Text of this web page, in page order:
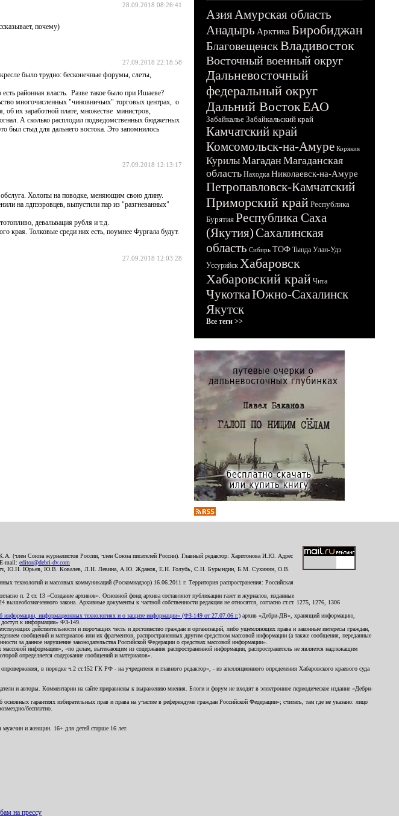
28.09.2018 08:26:41
почему)
27.09.2018 22:18:58
было трудно: бесконечные форумы, слеты,
районная власть. Разве такое было при Ишаеве?
многочисленных "чиновничьих" торговых центрах, о
об их заработной плате, множестве министров,
А сколько расплодил подведомственных бюджетных
был стыд для дальнего востока. Это запомнилось
27.09.2018 12:13:17
Холопы на поводке, меняющим свою длину.
на лдпээровцев, выпустили пар из "разгневанных"
девальвация рубля и т.д.
края. Толковые среди них есть, поумнее Фургала будут.
27.09.2018 12:03:28
АзияАмурская область
Анадырь Арктика Биробиджан
БлаговещенскВладивосток
Восточный военный округ
Дальневосточный
федеральный округ
Дальний ВостокЕАО
Забайкалье Забайкальский край
Камчатский край
Комсомольск-на-Амуре Корякия
КурилыМагадан Магаданская
область Находка Николаевск-на-Амуре
Петропавловск-Камчатский
Приморский край Республика
Бурятия Республика Саха
(Якутия)Сахалинская
область Сибирь ТОФ Тында Улан-Удэ
Уссурийск Хабаровск
Хабаровский край Чита
ЧукоткаЮжно-Сахалинск
Якутск
Все теги >>
(член Союза журналистов России, член Союза писателей России). Главный редактор: Харитонова И.Ю. Адрес
E-mail: editor@debri-dv.com
Ю.Н. Юрьев, Ю.В. Ковалев, Л.Н. Левина, А.Ю. Жданов, Е.Н. Голубь, С.Н. Бурындин, Б.М. Сухинин, О.В.
технологий и массовых коммуникаций (Роскомнадзор) 16.06.2011 г. Территория распространения: Российская
п. 2 ст. 13 «Создание архивов». Основной фонд архива составляют публикации газет и журналов, изданные
закона. Архивные документы к частной собственности редакции не относятся, согласно ст.ст. 1275, 1276, 1306
информации, информационных технологиях и о защите информации» (ФЗ-149 от 27.07.06 г.) архив «Дебри-ДВ», хранящий информацию,
доступ к информации» ФЗ-149.
действительности и порочащих честь и достоинство граждан и организаций, либо ущемляющих права и законные интересы граждан,
сообщений и материалов или их фрагментов, распространенных другим средством массовой информации (а также сообщения, переданные
за данное нарушение законодательства Российской Федерации о средствах массовой информации».
информации», «по делам, вытекающим из содержания распространенной информации, распространитель не является надлежащим
определяется содержание сообщений и материалов».
в порядке ч.2 ст.152 ГК РФ - на учредителя и главного редактор», - из апелляционного определения Хабаровского краевого суда
и авторы. Комментарии на сайте приравнены к выражению мнения. Блоги и форум не входят в электронное периодическое издание «Дебри-
гарантиях избирательных прав и права на участие в референдуме граждан Российской Федерации»; считать, там где не указано: лицо
бесплатно.
мужчин и женщин. 16+ для детей старше 16 лет.